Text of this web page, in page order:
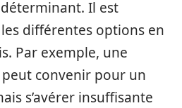
Il est
les différentes options en
Par exemple, une
peut convenir pour un
s’avérer insuffisante